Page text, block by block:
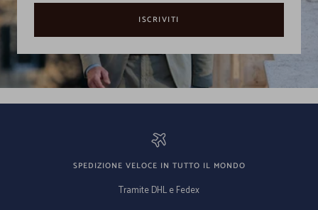
ISCRIVITI
SPEDIZIONE VELOCE IN TUTTO IL MONDO
Tramite DHL e Fedex